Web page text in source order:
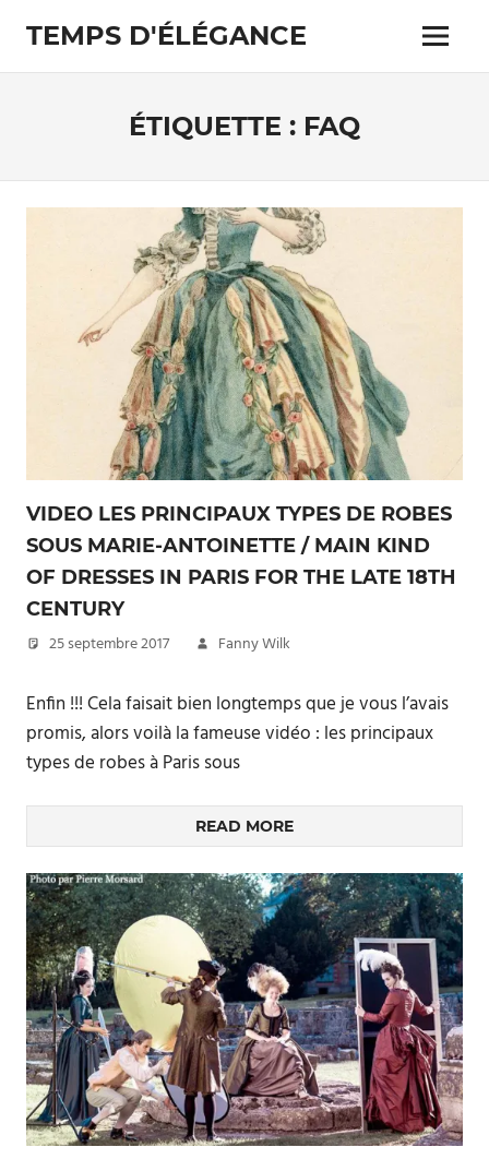
content
TEMPS D'ÉLÉGANCE
Pour
Menu
ÉTIQUETTE : FAQ
VIDEO LES PRINCIPAUX TYPES DE ROBES
SOUS MARIE-ANTOINETTE / MAIN KIND
OF DRESSES IN PARIS FOR THE LATE 18TH
CENTURY
25 septembre 2017 Fanny Wilk
Enfin !!! Cela faisait bien longtemps que je vous l’avais
promis, alors voilà la fameuse vidéo : les principaux
types de robes à Paris sous
READ MORE